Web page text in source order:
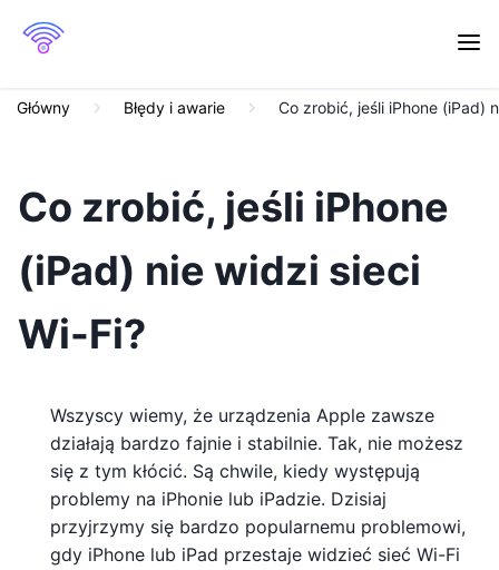
Główny Błędy i awarie Co zrobić, jeśli iPhone (iPad)
Co zrobić, jeśli iPhone
(iPad) nie widzi sieci
Wi-Fi?
Wszyscy wiemy, że urządzenia Apple zawsze
działają bardzo fajnie i stabilnie. Tak, nie możesz
się z tym kłócić. Są chwile, kiedy występują
problemy na iPhonie lub iPadzie. Dzisiaj
przyjrzymy się bardzo popularnemu problemowi,
gdy iPhone lub iPad przestaje widzieć sieć Wi-Fi